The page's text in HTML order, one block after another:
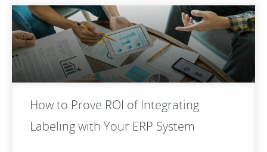
How to Prove ROI of Integrating
Labeling with Your ERP System